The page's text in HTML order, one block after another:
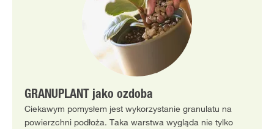
GRANUPLANT jako ozdoba
Ciekawym pomysłem jest wykorzystanie granulatu na
powierzchni podłoża. Taka warstwa wygląda nie tylko